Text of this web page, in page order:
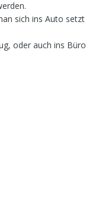
sich ins Auto setzt
oder auch ins Büro